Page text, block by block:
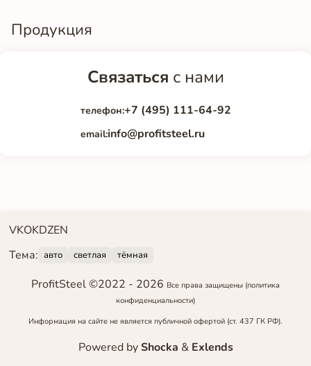
Продукция
Связаться с нами
телефон:+7 (495) 111-64-92
email:info@profitsteel.ru
VKOKDZEN
Тема: авто светлая тёмная
ProfitSteel ©2022 - 2026 Все права защищены (политика
конфиденциальности)
Информация на сайте не является публичной офертой (ст. 437 ГК РФ).
Powered by Shocka & Exlends